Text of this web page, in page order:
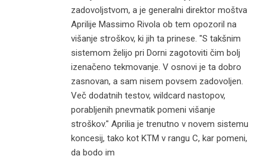
zadovoljstvom, a je generalni direktor moštva
Aprilije Massimo Rivola ob tem opozoril na
višanje stroškov, ki jih ta prinese. "S takšnim
sistemom želijo pri Dorni zagotoviti čim bolj
izenačeno tekmovanje. V osnovi je ta dobro
zasnovan, a sam nisem povsem zadovoljen.
Več dodatnih testov, wildcard nastopov,
porabljenih pnevmatik pomeni višanje
stroškov." Aprilia je trenutno v novem sistemu
koncesij, tako kot KTM v rangu C, kar pomeni,
da bodo im